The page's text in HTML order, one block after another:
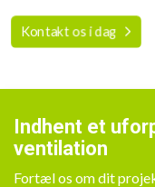
Kontakt os i dag​
Indhent et
ventilation
Fortæl os om dit